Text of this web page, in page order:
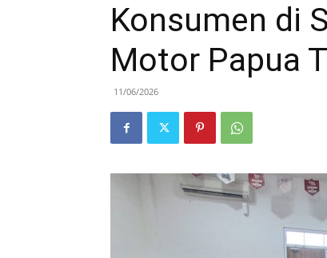
Konsumen di
Motor Papua
11/06/2026